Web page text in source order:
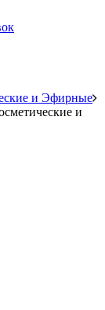
и Эфирные
и